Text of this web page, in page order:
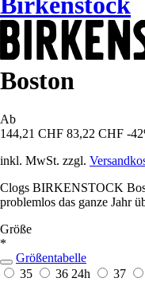
Boston
Ab
144,21 CHF 83,22 CHF -
inkl. MwSt. zzgl.
Clogs BIRKENSTOCK
problemlos das ganze Jahr
Größe
*
Größentabelle
35
36 24h 37